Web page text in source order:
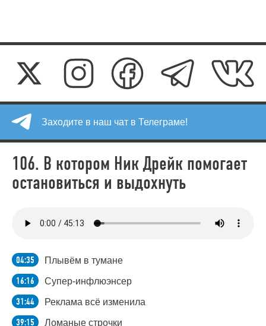
Заходите в наш чат в Телеграме!
106. В котором Ник Дрейк помогает
остановиться и выдохнуть
04:35 Плывём в тумане
16:16 Супер-инфлюэнсер
31:44 Реклама всё изменила
39:15 Ломаные строчки